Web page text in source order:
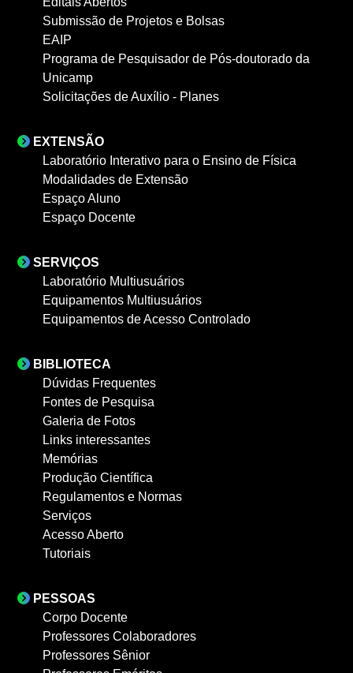
Submissão de Projetos e Bolsas
EAIP
Programa de Pesquisador de Pós-doutorado da
Unicamp
Solicitações de Auxílio - Planes
EXTENSÃO
Laboratório Interativo para o Ensino de Física
Modalidades de Extensão
Espaço Aluno
Espaço Docente
SERVIÇOS
Laboratório Multiusuários
Equipamentos Multiusuários
Equipamentos de Acesso Controlado
BIBLIOTECA
Dúvidas Frequentes
Fontes de Pesquisa
Galeria de Fotos
Links interessantes
Memórias
Produção Científica
Regulamentos e Normas
Serviços
Acesso Aberto
Tutoriais
PESSOAS
Corpo Docente
Professores Colaboradores
Professores Sênior